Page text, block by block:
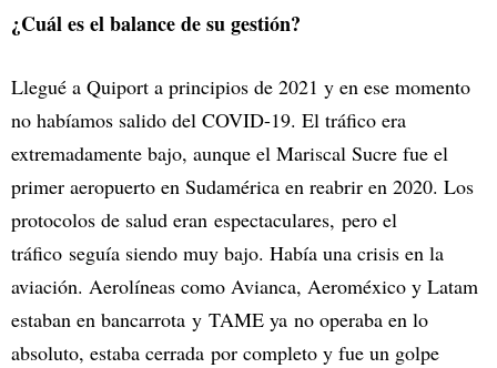
¿Cuál es el balance de su gestión?
Llegué a Quiport a principios de 2021 y en ese momento
no habíamos salido del COVID-19. El tráfico era
extremadamente bajo, aunque el Mariscal Sucre fue el
primer aeropuerto en Sudamérica en reabrir en 2020. Los
protocolos de salud eran espectaculares, pero el
tráfico seguía siendo muy bajo. Había una crisis en la
aviación. Aerolíneas como Avianca, Aeroméxico y Latam
estaban en bancarrota y TAME ya no operaba en lo
absoluto, estaba cerrada por completo y fue un golpe